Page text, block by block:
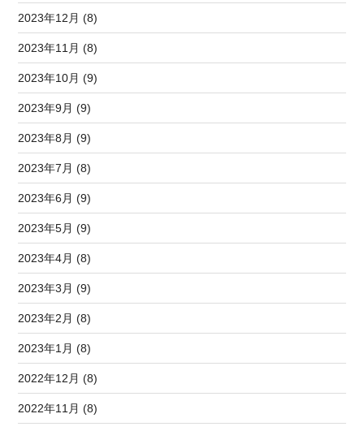
2023年12月 (8)
2023年11月 (8)
2023年10月 (9)
2023年9月 (9)
2023年8月 (9)
2023年7月 (8)
2023年6月 (9)
2023年5月 (9)
2023年4月 (8)
2023年3月 (9)
2023年2月 (8)
2023年1月 (8)
2022年12月 (8)
2022年11月 (8)